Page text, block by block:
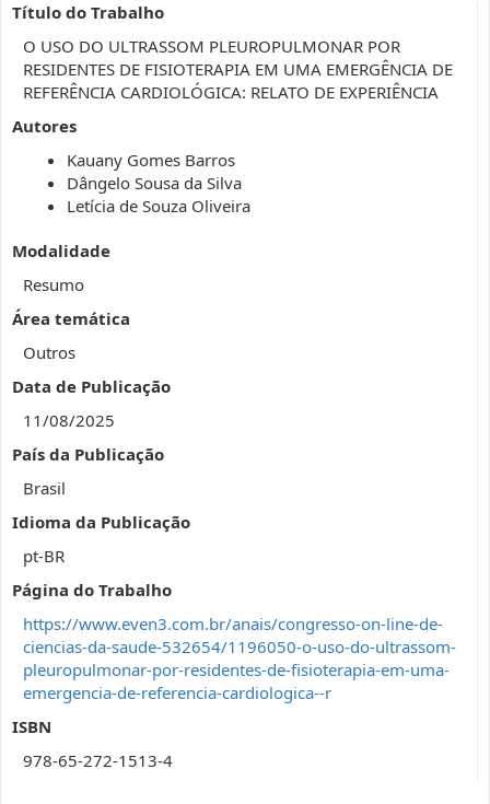
Título do Trabalho
O USO DO ULTRASSOM PLEUROPULMONAR POR
RESIDENTES DE FISIOTERAPIA EM UMA EMERGÊNCIA DE
REFERÊNCIA CARDIOLÓGICA: RELATO DE EXPERIÊNCIA
Autores
Kauany Gomes Barros
Dângelo Sousa da Silva
Letícia de Souza Oliveira
Modalidade
Resumo
Área temática
Outros
Data de Publicação
11/08/2025
País da Publicação
Brasil
Idioma da Publicação
pt-BR
Página do Trabalho
https://www.even3.com.br/anais/congresso-on-line-de-
ciencias-da-saude-532654/1196050-o-uso-do-ultrassom-
pleuropulmonar-por-residentes-de-fisioterapia-em-uma-
emergencia-de-referencia-cardiologica--r
ISBN
978-65-272-1513-4